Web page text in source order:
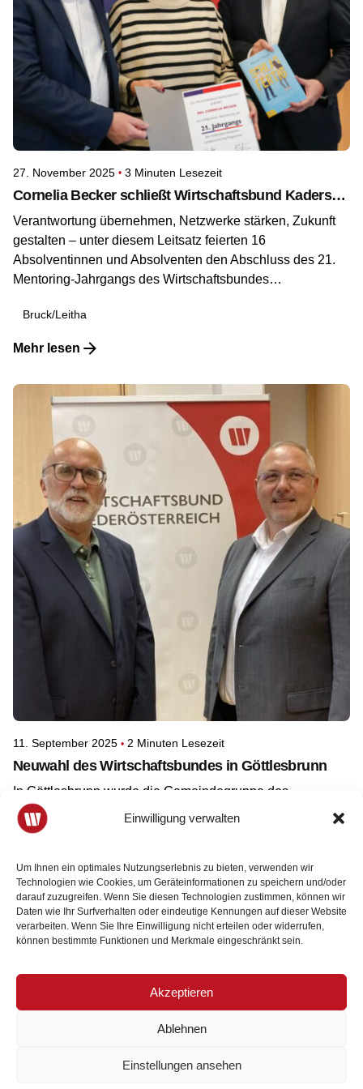
Einwilligung verwalten
Um Ihnen ein optimales Nutzungserlebnis zu bieten, verwenden wir
Technologien wie Cookies, um Geräteinformationen zu speichern und/oder
darauf zuzugreifen. Wenn Sie diesen Technologien zustimmen, können wir
Daten wie Ihr Surfverhalten oder eindeutige Kennungen auf dieser Website
verarbeiten. Wenn Sie Ihre Einwilligung nicht erteilen oder widerrufen,
können bestimmte Funktionen und Merkmale eingeschränkt sein.
Akzeptieren
Ablehnen
Einstellungen ansehen
27. November 2025 3 Minuten Lesezeit
Cornelia Becker schließt Wirtschaftsbund Kaderschmiede erfolgreich ab
Verantwortung übernehmen, Netzwerke stärken, Zukunft
gestalten – unter diesem Leitsatz feierten 16
Absolventinnen und Absolventen den Abschluss des 21.
Mentoring-Jahrgangs des Wirtschaftsbundes
Bruck/Leitha
Mehr lesen
11. September 2025 2 Minuten Lesezeit
Neuwahl des Wirtschaftsbundes in Göttlesbrunn
In Göttlesbrunn wurde die Gemeindegruppe des
Wirtschaftsbundes neu gewählt. Dabei erhielt Rudolf
Bsteh das Vertrauen der Mitglieder und wurde zum neuen
Petzel, der die Funktion des Obmann-Stellvertreters
übernimmt.
Bruck/Leitha
Mehr lesen